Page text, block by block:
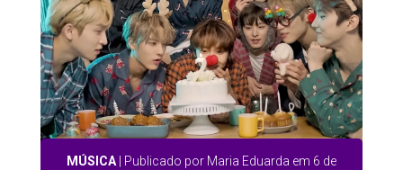
MÚSICA| Publicado por Maria Eduarda em 6 de